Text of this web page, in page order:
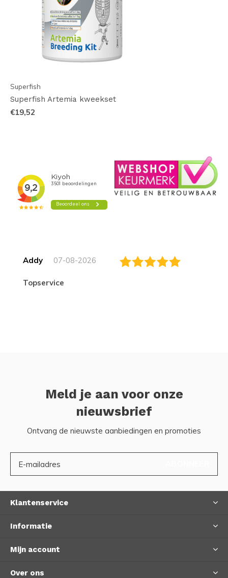
Superfish
Superfish Artemia kweekset
€19,52
Addy 07-08-2026
topservice
Meld je aan voor onze
nieuwsbrief
Ontvang de nieuwste aanbiedingen en promoties
Klantenservice
Informatie
Mijn account
Over ons